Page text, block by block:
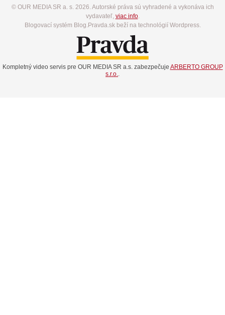
© OUR MEDIA SR a. s. 2026. Autorské práva sú vyhradené a vykonáva ich
vydavateľ, viac info.
Blogovací systém Blog.Pravda.sk beží na technológií Wordpress.
Kompletný video servis pre OUR MEDIA SR a.s. zabezpečuje ARBERTO GROUP
s.r.o..